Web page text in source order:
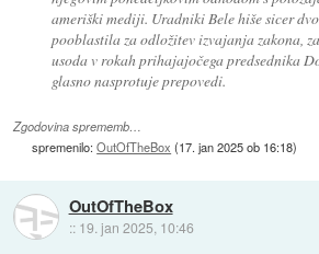
ameriški mediji. Uradniki Bele hiše sicer
pooblastila za odložitev izvajanja zakona,
usoda v rokah prihajajočega predsednika
glasno nasprotuje prepovedi.
Zgodovina sprememb…
spremenilo:OutOfTheBox (17. jan 2025 ob 16:18)
OutOfTheBox
:: 19. jan 2025, 10:46